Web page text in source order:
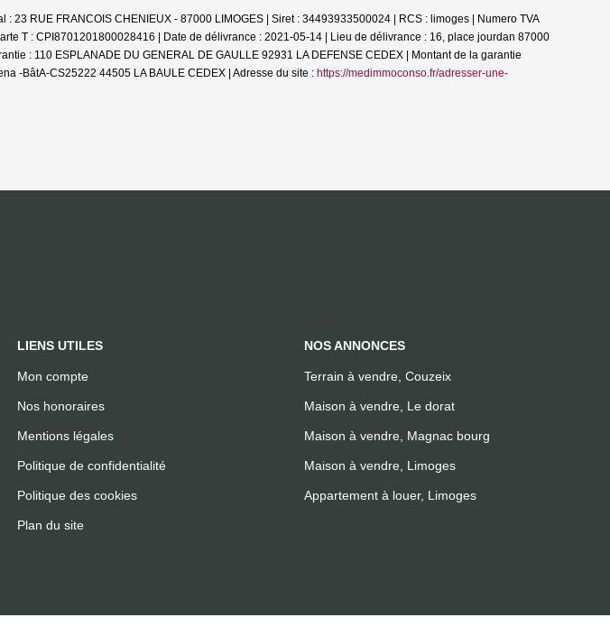
RUE FRANCOIS CHENIEUX - 87000 LIMOGES | Siret : 34493933500024 | RCS : limoges | Numero TVA
T : CPI8701201800028416 | Date de délivrance : 2021-05-14 | Lieu de délivrance : 16, place jourdan 87000
: 110 ESPLANADE DU GENERAL DE GAULLE 92931 LA DEFENSE CEDEX | Montant de la garantie
-BâtA-CS25222 44505 LA BAULE CEDEX | Adresse du site : https://medimmoconso.fr/adresser-une-
LIENS UTILES
Mon compte
Nos honoraires
Mentions légales
Politique de confidentialité
Politique des cookies
Plan du site
NOS ANNONCES
Terrain à vendre, Couzeix
Maison à vendre, Le dorat
Maison à vendre, Magnac bourg
Maison à vendre, Limoges
Appartement à louer, Limoges